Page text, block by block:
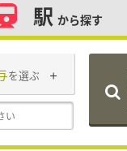
駅 から探す
を選ぶ